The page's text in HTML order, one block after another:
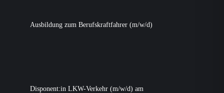
Ausbildung zum Berufskraftfahrer (m/w/d)
Disponent:in LKW-Verkehr (m/w/d) am